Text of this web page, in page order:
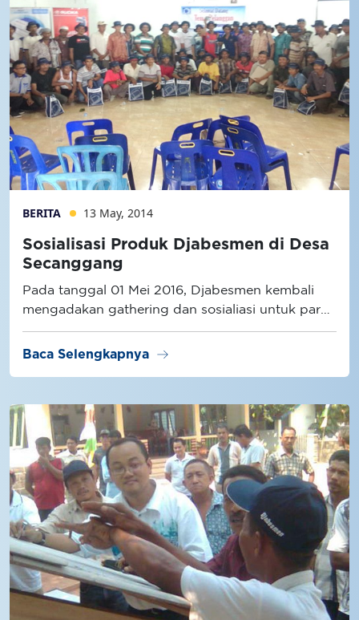
BERITA 13 May, 2014
Sosialisasi Produk Djabesmen di Desa
Secanggang
Pada tanggal 01 Mei 2016, Djabesmen kembali
mengadakan gathering dan sosialiasi untuk para
tukang desa Secanggang di Kabupaten Langkat
—Sumatera Utara.
Baca Selengkapnya arrow_right_alt